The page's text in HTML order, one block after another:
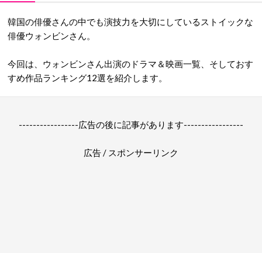
韓国の俳優さんの中でも演技力を大切にしているストイックな
俳優ウォンビンさん。
今回は、ウォンビンさん出演のドラマ＆映画一覧、そしておす
すめ作品ランキング12選を紹介します。
-----------------広告の後に記事があります-----------------
広告 / スポンサーリンク